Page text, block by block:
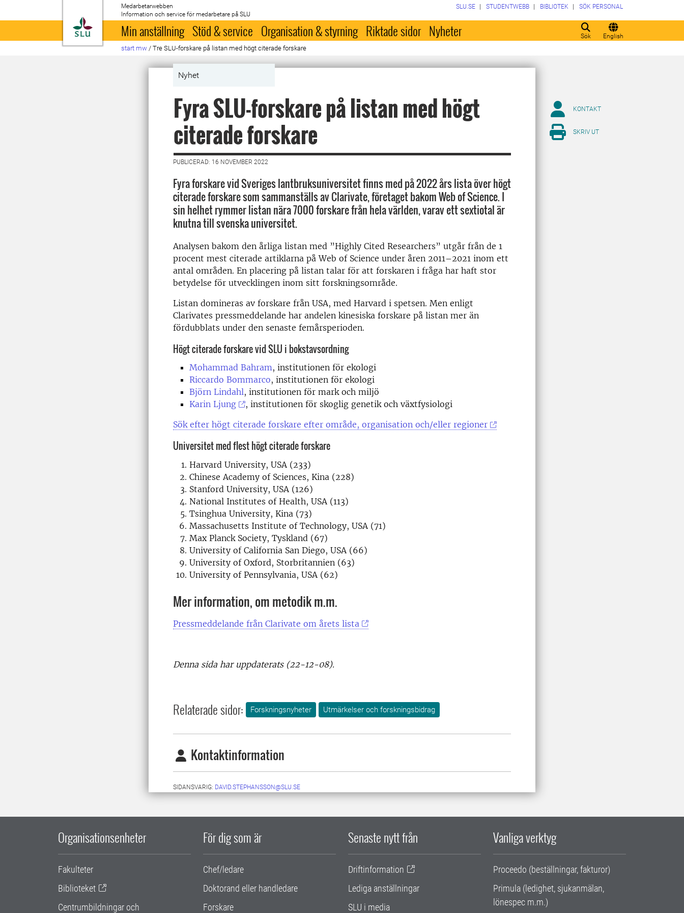
Till startsida
Medarbetarwebben
Information och service för medarbetare på SLU
Sök English
SLU.SE STUDENTWEBB BIBLIOTEK SÖK PERSONAL
Min anställning Stöd & service Organisation & styrning Riktade sidor Nyheter
start mw / Tre SLU-forskare på listan med högt citerade forskare
Nyhet
Fyra SLU-forskare på listan med högt
citerade forskare
PUBLICERAD: 16 NOVEMBER 2022
Fyra forskare vid Sveriges lantbruksuniversitet finns med på 2022 års lista över högt
citerade forskare som sammanställs av Clarivate, företaget bakom Web of Science. I
sin helhet rymmer listan nära 7000 forskare från hela världen, varav ett sextiotal är
knutna till svenska universitet.
Analysen bakom den årliga listan med ”Highly Cited Researchers” utgår från de 1
procent mest citerade artiklarna på Web of Science under åren 2011–2021 inom ett
antal områden. En placering på listan talar för att forskaren i fråga har haft stor
betydelse för utvecklingen inom sitt forskningsområde.
Listan domineras av forskare från USA, med Harvard i spetsen. Men enligt
Clarivates pressmeddelande har andelen kinesiska forskare på listan mer än
fördubblats under den senaste femårsperioden.
Högt citerade forskare vid SLU i bokstavsordning
Mohammad Bahram, institutionen för ekologi
Riccardo Bommarco, institutionen för ekologi
Björn Lindahl, institutionen för mark och miljö
Karin Ljung
, institutionen för skoglig genetik och växtfysiologi
Sök efter högt citerade forskare efter område, organisation och/eller regioner
Universitet med flest högt citerade forskare
Harvard University, USA (233)
Chinese Academy of Sciences, Kina (228)
Stanford University, USA (126)
National Institutes of Health, USA (113)
Tsinghua University, Kina (73)
Massachusetts Institute of Technology, USA (71)
Max Planck Society, Tyskland (67)
University of California San Diego, USA (66)
University of Oxford, Storbritannien (63)
University of Pennsylvania, USA (62)
Mer information, om metodik m.m.
Pressmeddelande från Clarivate om årets lista
Denna sida har uppdaterats (22-12-08).
Relaterade sidor: Forskningsnyheter Utmärkelser och forskningsbidrag
Kontaktinformation
SIDANSVARIG: DAVID.STEPHANSSON@SLU.SE
KONTAKT
SKRIV UT
Organisationsenheter
Fakulteter
Biblioteket
Centrumbildningar och
För dig som är
Chef/ledare
Doktorand eller handledare
Forskare
Senaste nytt från
Driftinformation
Lediga anställningar
SLU i media
Vanliga verktyg
Proceedo (beställningar, fakturor)
Primula (ledighet, sjukanmälan,
lönespec m.m.)